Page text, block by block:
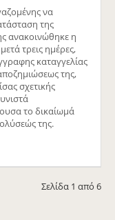
να
της
ανακοινώθηκε η
τρεις ημέρες,
καταγγελίας
της,
σχετικής
το δικαίωμά
της.
Σελίδα 1 από 6